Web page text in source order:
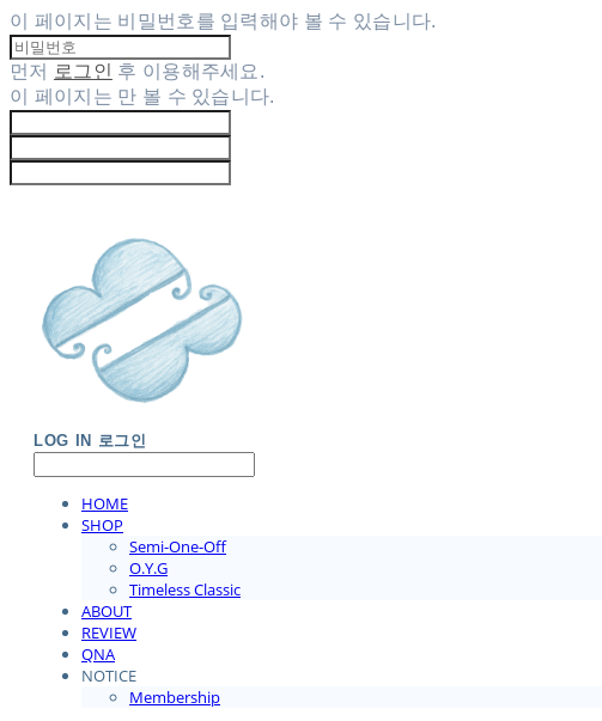
이 페이지는 비밀번호를 입력해야 볼 수 있습니다.
먼저 로그인
후 이용해주세요.
이 페이지는 만 볼 수 있습니다.
LOG IN 로그인
HOME
SHOP
Semi-One-Off
O.Y.G
Timeless Classic
ABOUT
REVIEW
QNA
NOTICE
Membership